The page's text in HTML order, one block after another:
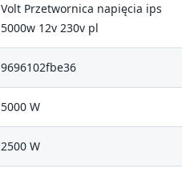
Volt Przetwornica napięcia ips
5000w 12v 230v pl
9696102fbe36
5000 W
2500 W